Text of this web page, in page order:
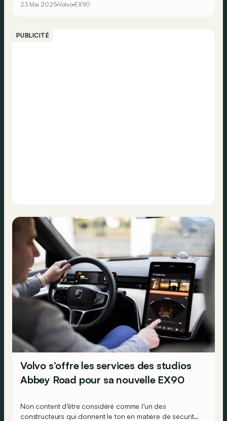
votre voiture !
23 Mai 2025 Volvo EX90
PUBLICITÉ
Volvo s’offre les services des studios
Abbey Road pour sa nouvelle EX90
Non content d’être considéré comme l’un des
constructeurs qui donnent le ton en matière de sécurité